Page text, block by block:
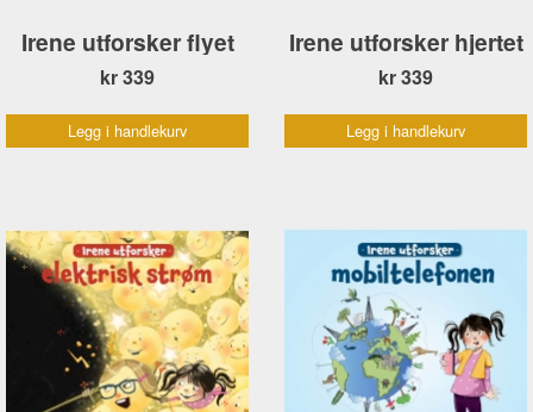
Irene utforsker flyet
kr 339
Legg i handlekurv
Irene utforsker hjertet
kr 339
Legg i handlekurv